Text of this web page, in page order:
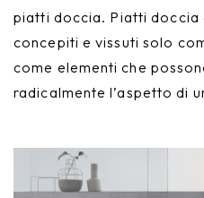
piatti doccia. Piatti doccia
concepiti e vissuti solo
come elementi che
radicalmente l’aspetto di